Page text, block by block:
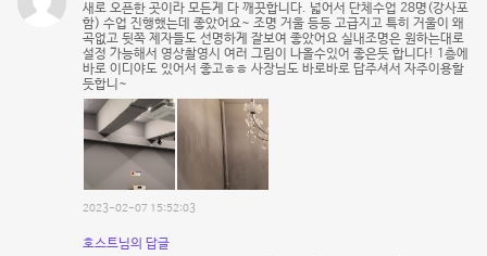
새로 오픈한 곳이라 모든게 다 깨끗합니다. 넓어서 단체수업 28명(강사포
함) 수업 진행했는데 좋았어요~ 조명 거울 등등 고급지고 특히 거울이 왜
곡없고 뒷쪽 제자들도 선명하게 잘보여 좋았어요 실내조명은 원하는대로
설정 가능해서 영상촬영시 여러 그림이 나올수있어 좋은듯 합니다! 1층에
바로 이디야도 있어서 좋고ㅎㅎ 사장님도 바로바로 답주셔서 자주이용할
듯합니~
2023-02-07 15:52:03
호스트님의 답글